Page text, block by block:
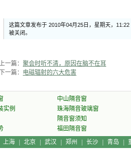
心高级工
这篇文章发布于 2010年04月25日，星期天，
被关闭。
一篇： 聚会时听不清，原因在脑不在耳
下一篇： 电磁辐射的六大危害
中山隔音窗
实例
珠海隔音玻璃窗
隔音窗须知
福田隔音窗
上海 北京 武汉 郑州 长沙 青岛